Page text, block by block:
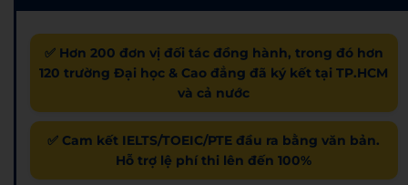
✅ Hơn 200 đơn vị đối tác đồng hành, trong đó hơn
120 trường Đại học & Cao đẳng đã ký kết tại TP.HCM
và cả nước
✅ Cam kết IELTS/TOEIC/PTE đầu ra bằng văn bản.
Hỗ trợ lệ phí thi lên đến 100%